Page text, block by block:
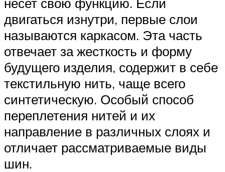
двигаться изнутри, первые слои
называются каркасом. Эта часть
отвечает за жесткость и форму
будущего изделия, содержит в себе
текстильную нить, чаще всего
синтетическую. Особый способ
переплетения нитей и их
направление в различных слоях и
отличает рассматриваемые виды
шин.